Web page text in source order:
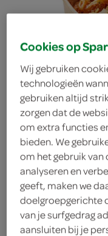
pasta
Cookies op
Wij gebruiken
technologieën
gebruiken altijd
zorgen dat de
om extra functies
bieden. We
om het gebruik van
analyseren en
geeft, maken we
doelgroepgerichte
van je surfgedrag
aansluiten bij je